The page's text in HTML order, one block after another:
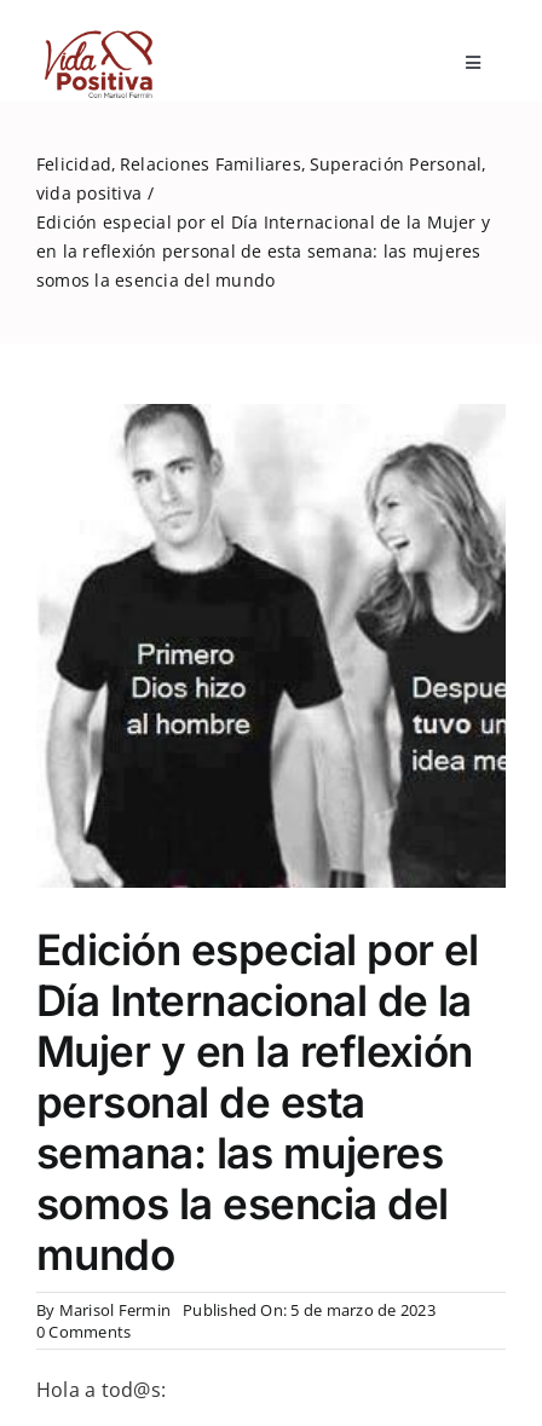
content
Toggle
Capacitaciones
Felicidad Relaciones Familiares Superación Personal
vida positiva
Edición especial por el Día Internacional de la Mujer y
en la reflexión personal de esta semana: las mujeres
somos la esencia del mundo
Edición especial por el
Día Internacional de la
Mujer y en la reflexión
personal de esta
semana: las mujeres
somos la esencia del
mundo
By Marisol Fermin
Published On: 5 de marzo de 2023
0 Commentson
Edición
por
Hola a tod@s: